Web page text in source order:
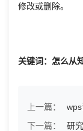
修改或删除。
关键词：怎么从
上一篇：
下一篇：
研